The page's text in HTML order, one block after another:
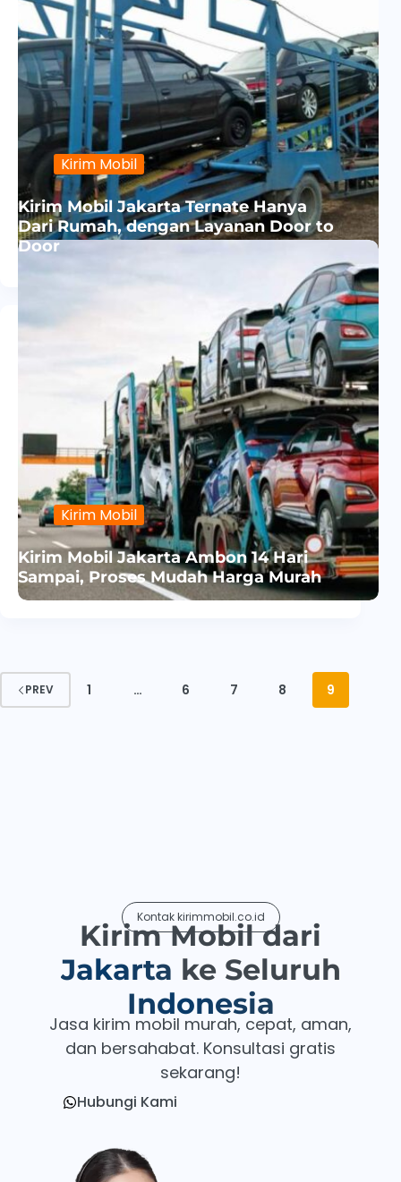
Kirim Mobil
Kirim Mobil Jakarta Ternate Hanya
Dari Rumah, dengan Layanan Door to
Door
Kirim Mobil
Kirim Mobil Jakarta Ambon 14 Hari
Sampai, Proses Mudah Harga Murah
PREV 1 … 6 7 8 9
Kontak kirimmobil.co.id
Kirim Mobil dari
Jakarta ke Seluruh
Indonesia
Jasa kirim mobil murah, cepat, aman,
dan bersahabat. Konsultasi gratis
sekarang!
Hubungi Kami